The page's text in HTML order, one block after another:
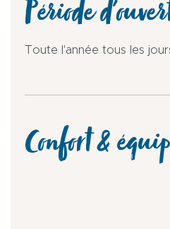
Période
Toute l'année tous les
Confort &